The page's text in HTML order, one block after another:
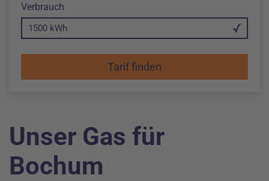
Verbrauch
Unser Gas für
Bochum